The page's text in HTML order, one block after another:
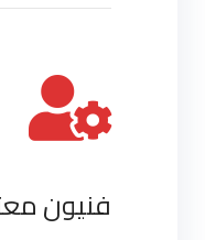
فنيون